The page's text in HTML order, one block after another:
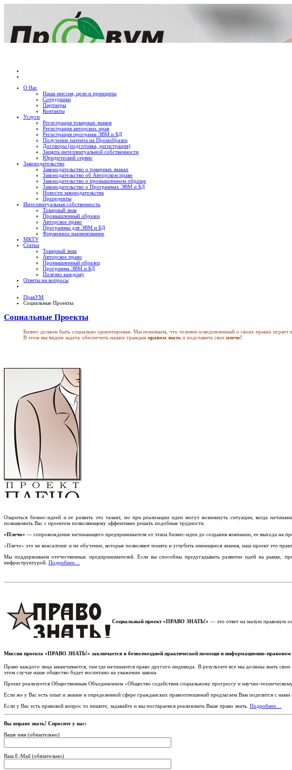
О Нас
Наша миссия, цели и принципы
Сотрудники
Партнеры
Контакты
Услуги
Регистрация товарных знаков
Регистрация авторских прав
Регистрация программ ЭВМ и БД
Получение патента на Промобразец
Договоры (подготовка, регистрация)
Защита интеллектуальной собственности
Юридический сервис
Законодательство
Законодательство о товарных знаках
Законодательство об Авторском праве
Законодательство о промышленном образце
Законодательство о Программах ЭВМ и БД
Новости законодательства
Прецеденты
Интеллектуальная собственность
Товарный знак
Промышленный образец
Авторское право
Программы для ЭВМ и БД
Фирменное наименование
МКТУ
Статьи
Товарный знак
Авторское право
Промышленный образец
Программа ЭВМ и БД
Полезно каждому
Ответы на вопросы
ПравУМ
Социальные Проекты
Социальные Проекты
Бизнес должен быть социально ориентирован. Мы понимаем, что человек осведомленный о своих правах играет
В этом мы видим задачу обеспечить наших граждан правом знать и подставить свое плечо!
Озариться бизнес-идеей и ее развить это талант, но при реализации идеи могут возникнуть ситуации, когда
познакомить Вас с проектом позволяющему эффективно решать подобные трудности.
«Плечо» — сопровождение начинающего предпринимателя от этапа бизнес-идеи до создания компании, ее выхода на
«Плечо» это не консалтинг и не обучение, которые позволяют понять и углубить имеющиеся знания, наш проект это
Мы поддерживаем отечественных предпринимателей. Если вы способны предугадывать развитие идей на рынке,
инфраструктурой. Подробнее…
Социальный проект «ПРАВО ЗНАТЬ!» — это ответ на малую правовую
Миссия проекта «ПРАВО ЗНАТЬ!» заключается в безвозмездной практической помощи и информационно-
Право каждого лица заканчивается, там где начинаются право другого индивида. В результате все мы должны знать
этом случае наше общество будет воспитано на уважении закона.
Проект реализуется Общественным Объединением «Общество содействия социальному прогрессу и научно-
Если же у Вас есть опыт и знание в определенной сфере гражданских правоотношений предлагаем Вам поделится с
Если у Вас есть правовой вопрос то пишите, задавайте и мы постараемся реализовать Ваше право знать. Подробнее…
Вы вправе знать! Спросите у нас:
Ваше имя (обязательно)
Ваш E-Mail (обязательно)